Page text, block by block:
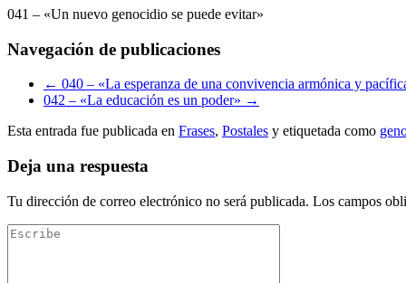
041 – «Un nuevo genocidio se puede evitar»
Navegación de publicaciones
← 040 – «La esperanza de una convivencia armónica y
042 – «La educación es un poder» →
Esta entrada fue publicada en Frases, Postales y etiquetada como
Deja una respuesta
Tu dirección de correo electrónico no será publicada. Los campos